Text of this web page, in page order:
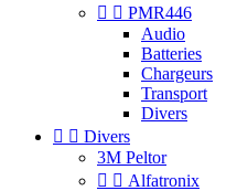
  PMR446
Audio
Batteries
Chargeurs
Transport
Divers
  Divers
3M Peltor
  Alfatronix